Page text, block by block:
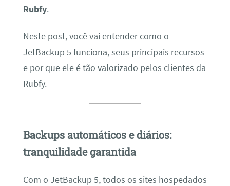
Rubfy.
Neste post, você vai entender como o
JetBackup 5 funciona, seus principais recursos
e por que ele é tão valorizado pelos clientes da
Rubfy.
Backups automáticos e diários:
tranquilidade garantida
Com o JetBackup 5, todos os sites hospedados